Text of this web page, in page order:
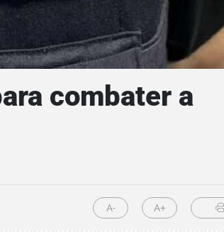
combater a
A- A+